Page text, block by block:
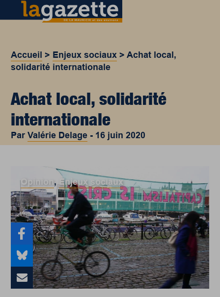
Accueil > Enjeux sociaux >Achat local,
solidarité internationale
Achat local, solidarité
internationale
ParValérie Delage - 16 juin 2020
Opinion ,Enjeux sociaux